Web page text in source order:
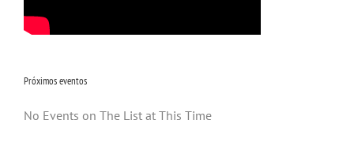
Próximos eventos
No Events on The List at This Time